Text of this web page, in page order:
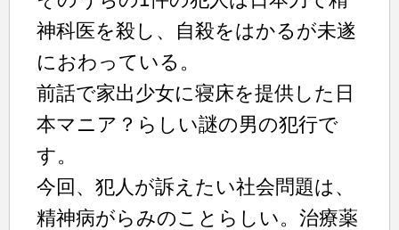
神科医を殺し、自殺をはかるが未遂
におわっている。
前話で家出少女に寝床を提供した日
本マニア？らしい謎の男の犯行で
す。
今回、犯人が訴えたい社会問題は、
精神病がらみのことらしい。治療薬